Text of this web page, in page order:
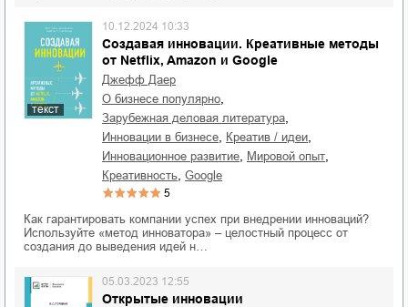
текст
Создавая инновации. Креативные методы
от Netflix, Amazon и Google
10.12.2024 10:33
Джефф Даер
о бизнесе популярно
зарубежная деловая литература
инновации в бизнесе креатив / идеи
инновационное развитие мировой опыт
креативность Google
5
Как гарантировать компании успех при внедрении инноваций?
Используйте «метод инноватора» ‒ целостный процесс от
создания до выведения идей н…
Открытые инновации
05.03.2023 12:55